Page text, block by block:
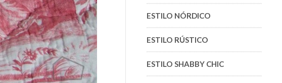
ESTILO NÓRDICO
ESTILO RÚSTICO
ESTILO SHABBY CHIC